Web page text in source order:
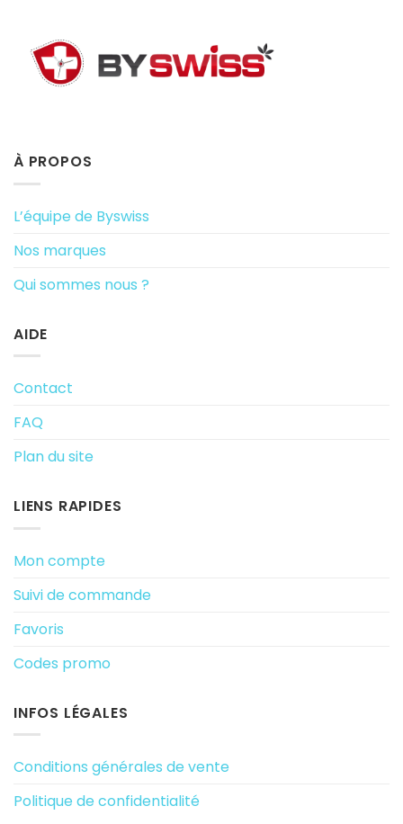
À PROPOS
L’équipe de Byswiss
Nos marques
Qui sommes nous ?
AIDE
Contact
FAQ
Plan du site
LIENS RAPIDES
Mon compte
Suivi de commande
Favoris
Codes promo
INFOS LÉGALES
Conditions générales de vente
Politique de confidentialité